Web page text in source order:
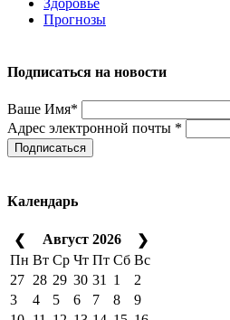
Здоровье
Прогнозы
Подписаться на новости
Ваше Имя*
Адрес электронной почты *
Подписаться
Календарь
❮ Август 2026
❯
Пн Вт Ср Чт Пт Сб Вс
27 28 29 30 31 1
2
3
4 5 6 7 8
9